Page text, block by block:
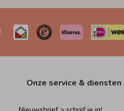
Onze service & diensten